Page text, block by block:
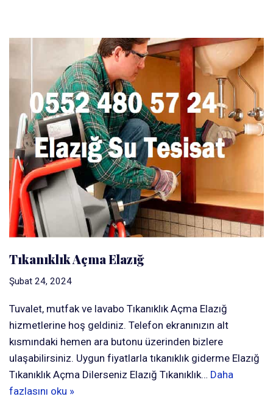
Tıkanıklık Açma Elazığ
Şubat 24, 2024
Tuvalet, mutfak ve lavabo Tıkanıklık Açma Elazığ
hizmetlerine hoş geldiniz. Telefon ekranınızın alt
kısmındaki hemen ara butonu üzerinden bizlere
ulaşabilirsiniz. Uygun fiyatlarla tıkanıklık giderme Elazığ
Tıkanıklık Açma Dilerseniz Elazığ Tıkanıklık… Daha
fazlasını oku »